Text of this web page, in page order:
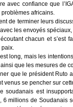
avec confiance que
africains.
de terminer leurs
les envoyés
chacun et s’est
paix.
long, mais les
que les mesures de
que le président
venus se pencher sur
soudanais est
6 millions de Soudanais